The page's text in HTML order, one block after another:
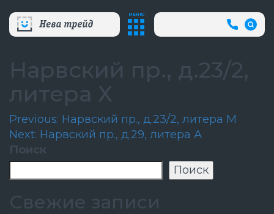
МЕНЮ
+7
(812)
66
Нарвский пр., д.23/2,
литера Х
Навигация
по
записям
Previous: Нарвский пр., д.23/2, литера М
Next: Нарвский пр., д.29, литера А
Поиск
Поиск
Свежие записи